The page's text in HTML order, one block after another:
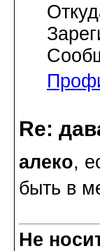
Re:
алеко,
быть в
Не